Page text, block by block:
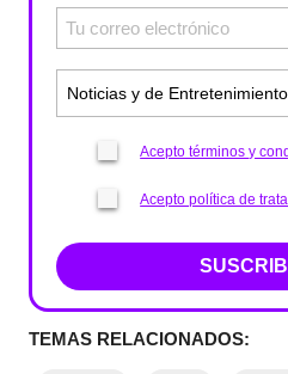
Acepto términos y
Acepto política de
TEMAS RELACIONADOS: